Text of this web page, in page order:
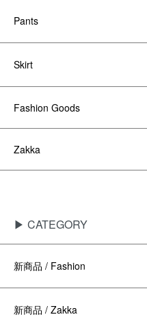
Pants
Skirt
Fashion Goods
Zakka
▶ CATEGORY
新商品 / Fashion
新商品 / Zakka